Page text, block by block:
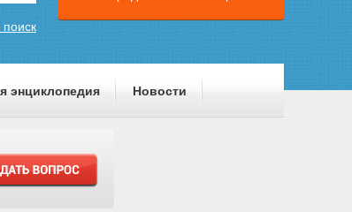
энциклопедия Новости